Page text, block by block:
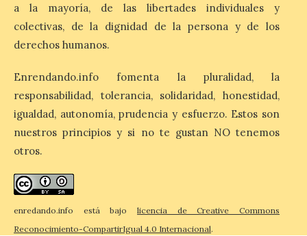
2026. Tendrá lugar este
sábado 8 de agosto a las 21,00 horas en el
teatro municipal de La Bañeza. El
comunicador astorgano Arturo Martínez
La I Feria de la Cerveza
Artesana de Astorga
arranca con una gran
acogida del público
8 Ago 2026
con la presencia del
a la mayoría, de las libertades individuales y
colectivas, de la dignidad de la persona y de los
derechos humanos.
Enrendando.info fomenta la pluralidad, la
responsabilidad, tolerancia, solidaridad, honestidad,
igualdad, autonomía, prudencia y esfuerzo. Estos son
nuestros principios y si no te gustan NO tenemos
otros.
enredando.info está bajo licencia de Creative Commons
Reconocimiento-CompartirIgual 4.0 Internacional.